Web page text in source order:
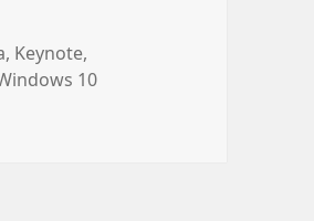
, Keynote,
10
verriet Microsoft beim großen